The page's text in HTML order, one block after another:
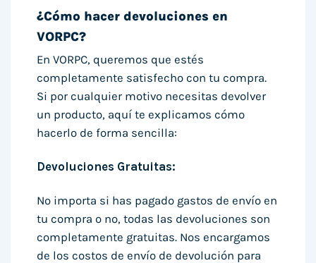
¿Cómo hacer devoluciones en
VORPC?
En VORPC, queremos que estés
completamente satisfecho con tu compra.
Si por cualquier motivo necesitas devolver
un producto, aquí te explicamos cómo
hacerlo de forma sencilla:
Devoluciones Gratuitas:
No importa si has pagado gastos de envío en
tu compra o no, todas las devoluciones son
completamente gratuitas. Nos encargamos
de los costos de envío de devolución para